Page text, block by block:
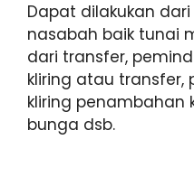
Dapat dilakukan
nasabah baik tunai
dari transfer,
kliring atau transfer,
kliring penambahan
bunga dsb.